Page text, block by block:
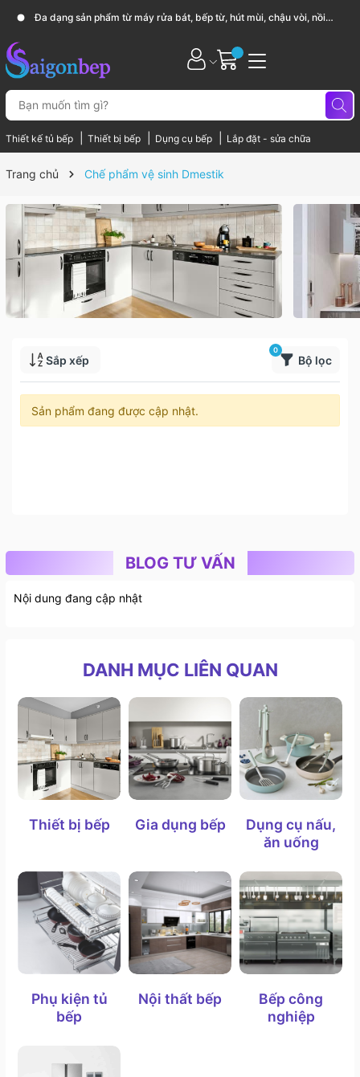
Đa dạng sản phẩm từ máy rửa bát, bếp từ, hút mùi, chậu vòi, nồi
chảo...
Thiết kế tủ bếp Thiết bị bếp Dụng cụ bếp Lắp đặt - sửa chữa
Trang chủ Chế phẩm vệ sinh Dmestik
Sắp xếp Bộ lọc
0
Sản phẩm đang được cập nhật.
BLOG TƯ VẤN
Nội dung đang cập nhật
DANH MỤC LIÊN QUAN
Thiết bị bếp Gia dụng bếp
Dụng cụ nấu,
ăn uống
Phụ kiện tủ
bếp
Nội thất bếp
Bếp công
nghiệp